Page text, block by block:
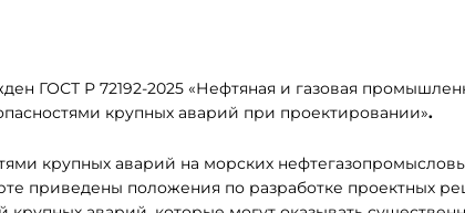
ГОСТ Р 72192-2025 «Нефтяная и газовая
крупных аварий при проектировании».
крупных аварий на морских
приведены положения по разработке проектных